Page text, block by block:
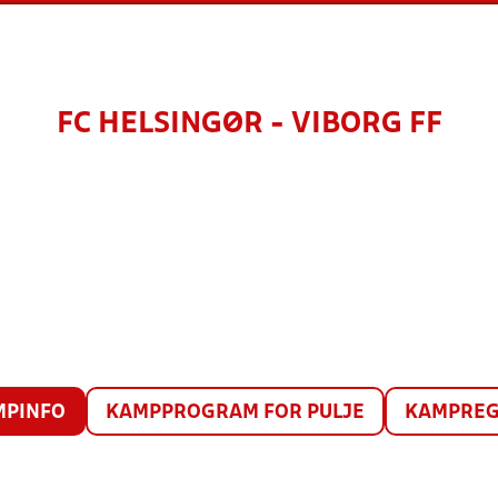
FC HELSINGØR - VIBORG FF
KAMPPROGRAM FOR PULJE